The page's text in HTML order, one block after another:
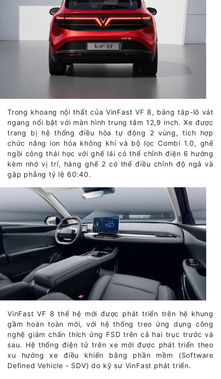
Trong khoang nội thất của VinFast VF 8, bảng táp-lô vát
ngang nổi bật với màn hình trung tâm 12,9 inch. Xe được
trang bị hệ thống điều hòa tự động 2 vùng, tích hợp
chức năng ion hóa không khí và bộ lọc Combi 1.0, ghế
ngồi công thái học với ghế lái có thể chỉnh điện 6 hướng
kèm nhớ vị trí, hàng ghế 2 có thể điều chỉnh độ ngả và
gập phẳng tỷ lệ 60:40.
VinFast VF 8 thế hệ mới được phát triển trên hệ khung
gầm hoàn toàn mới, với hệ thống treo ứng dụng công
nghệ giảm chấn thích ứng FSD trên cả hai trục trước và
sau. Hệ thống điện tử trên xe mới được phát triển theo
xu hướng xe điều khiển bằng phần mềm (Software
Defined Vehicle - SDV) do kỹ sư VinFast phát triển.